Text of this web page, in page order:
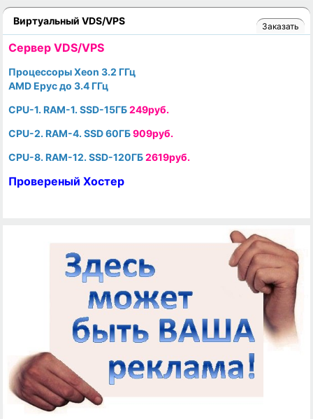
Виртуальный VDS/VPS Заказать
Cервер VDS/VPS
Процессоры Xeon 3.2 ГГц
AMD Epyc до 3.4 ГГц
CPU-1. RAM-1. SSD-15ГБ249руб.
CPU-2. RAM-4. SSD 60ГБ909руб.
CPU-8. RAM-12. SSD-120ГБ2619руб.
Провереный Хостер